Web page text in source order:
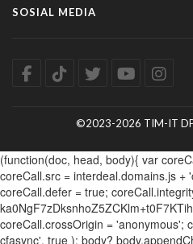
SOSIAL MEDIA
©2023-2026 TIM-IT
(function(doc, head, body){ var
coreCall.src = interdeal.domains.js +
coreCall.defer = true;
coreCall.crossOrigin = 'anonymous';
cfasync', true ); body?